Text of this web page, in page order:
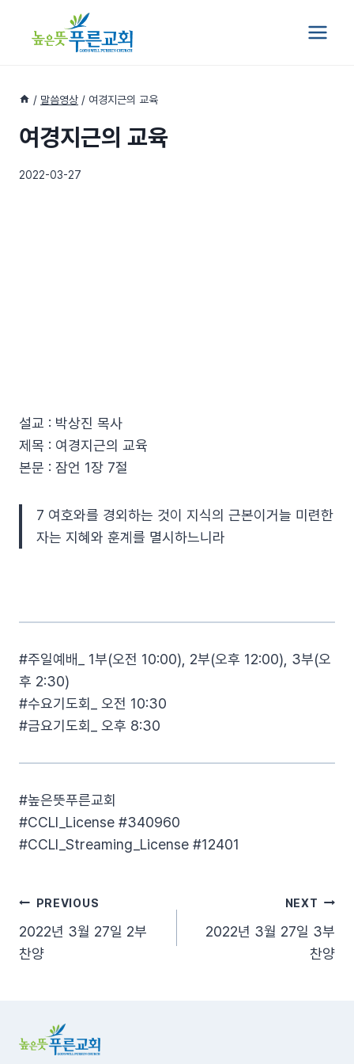
/ 말씀영상 / 여경지근의 교육
여경지근의 교육
2022-03-27
설교 : 박상진 목사
제목 : 여경지근의 교육
본문 : 잠언 1장 7절
7 여호와를 경외하는 것이 지식의 근본이거늘 미련한
자는 지혜와 훈계를 멸시하느니라
#주일예배_ 1부(오전 10:00), 2부(오후 12:00), 3부(오
후 2:30)
#수요기도회_ 오전 10:30
#금요기도회_ 오후 8:30
#높은뜻푸른교회​
#CCLI_License​ #340960​
#CCLI_Streaming_License​ #12401​
글
탐
PREVIOUS
2022년 3월 27일 2부
찬양
NEXT
2022년 3월 27일 3부
찬양